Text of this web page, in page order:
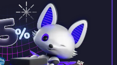
panelu gryserwera i